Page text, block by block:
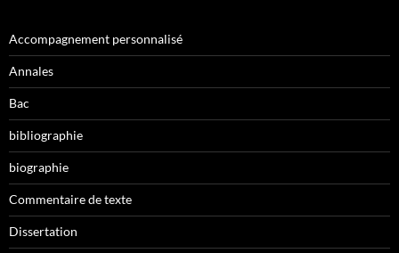
Accompagnement personnalisé
Annales
Bac
bibliographie
biographie
Commentaire de texte
Dissertation